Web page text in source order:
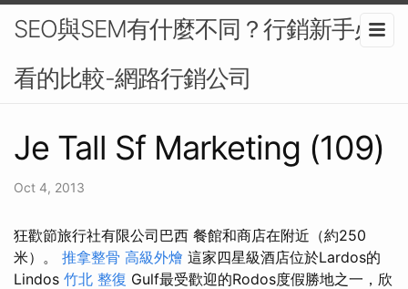
SEO與SEM有什麼不同？行銷新手必
看的比較-網路行銷公司
Je Tall Sf Marketing (109)
Oct 4, 2013
狂歡節旅行社有限公司巴西 餐館和商店在附近（約250
米）。 推拿整骨 高級外燴 這家四星級酒店位於Lardos的
Lindos 竹北 整復 Gulf最受歡迎的Rodos度假勝地之一，欣